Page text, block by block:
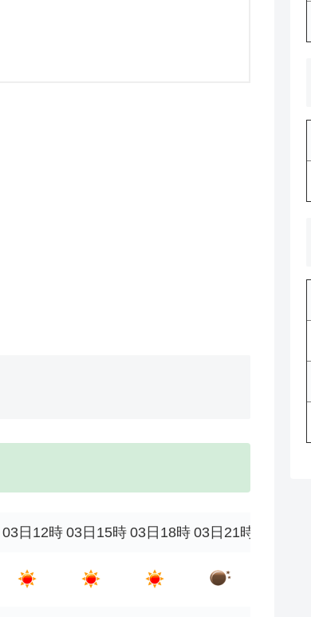
03日12時 03日15時 03日18時 03日21時